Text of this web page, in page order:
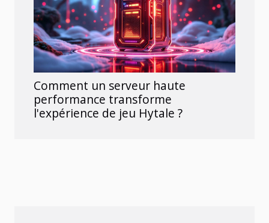
Comment un serveur haute
performance transforme
l'expérience de jeu Hytale ?